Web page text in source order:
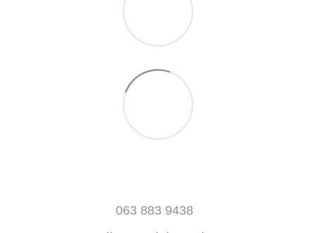
063 883 9438